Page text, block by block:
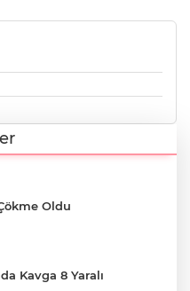
Oldu
Kavga 8 Yaralı